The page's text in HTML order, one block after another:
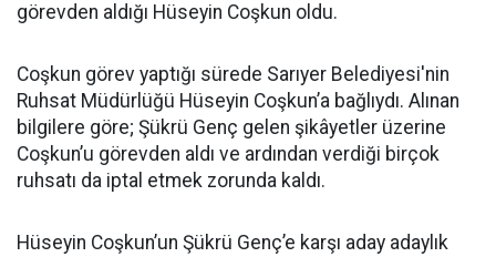
görevden aldığı Hüseyin Coşkun oldu.
Coşkun görev yaptığı sürede Sarıyer Belediyesi'nin
Ruhsat Müdürlüğü Hüseyin Coşkun’a bağlıydı. Alınan
bilgilere göre; Şükrü Genç gelen şikâyetler üzerine
Coşkun’u görevden aldı ve ardından verdiği birçok
ruhsatı da iptal etmek zorunda kaldı.
Hüseyin Coşkun’un Şükrü Genç’e karşı aday adaylık